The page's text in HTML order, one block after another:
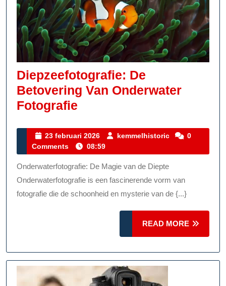
Diepzeefotografie: De
Betovering Van Onderwater
Fotografie
Betovering
Van
Onderwater
Fotografie
23 februari 2026
23
februari
2026
kemmelhistoric kemmelhistoric
0
Comments
08:59
Onderwaterfotografie: De Magie van de Diepte
Onderwaterfotografie is een fascinerende vorm van
fotografie die de schoonheid en mysterie van de {...}
READ MORE
MORE